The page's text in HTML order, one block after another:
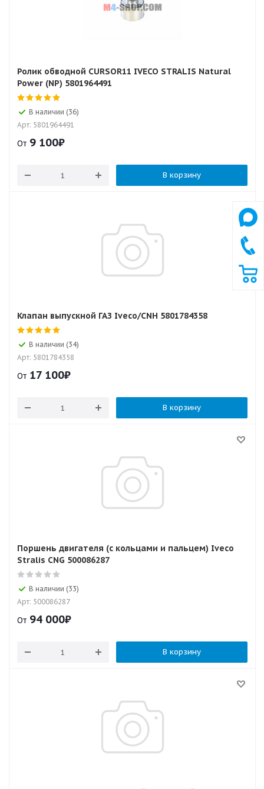
Ролик обводной CURSOR11 IVECO STRALIS Natural
Power (NP) 5801964491
В наличии (36)
Арт: 5801964491
От 9 100₽
В корзину
Клапан выпускной ГАЗ Iveco/CNH 5801784358
В наличии (34)
Арт: 5801784358
От 17 100₽
В корзину
Поршень двигателя (с кольцами и пальцем) Iveco
Stralis CNG 500086287
В наличии (33)
Арт: 500086287
От 94 000₽
В корзину